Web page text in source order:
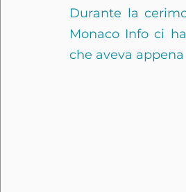
Durante la
Monaco Info ci
che aveva